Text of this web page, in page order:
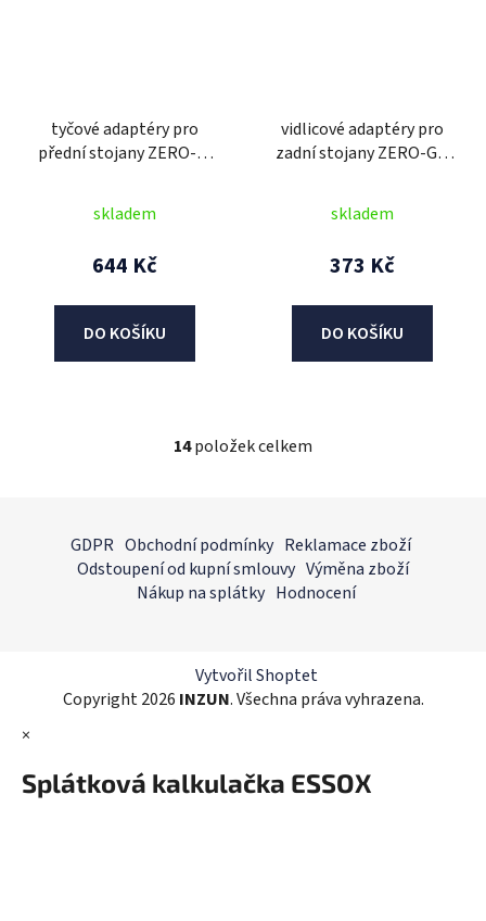
tyčové adaptéry pro
přední stojany ZERO-G,
skladem
644 Kč
DO KOŠÍKU
vidlicové adaptéry pro
zadní stojany ZERO-G v
skladem
373 Kč
DO KOŠÍKU
O
d
a
c
r
v
v
ý
14položek celkem
GDPR Obchodní podmínky Reklamace zboží
Odstoupení od kupní smlouvy Výměna zboží
Nákup na splátky Hodnocení
Vytvořil Shoptet
Copyright 2026 INZUN. Všechna práva vyhrazena.
×
Splátková kalkulačka ESSOX